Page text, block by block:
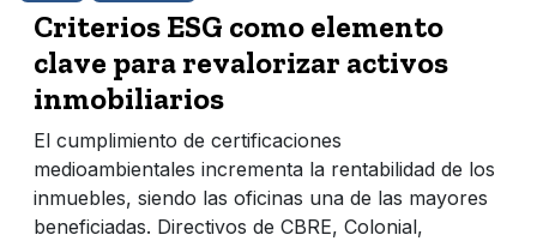
Criterios ESG como elemento
clave para revalorizar activos
inmobiliarios
El cumplimiento de certificaciones
medioambientales incrementa la rentabilidad de los
inmuebles, siendo las oficinas una de las mayores
beneficiadas. Directivos de CBRE, Colonial,